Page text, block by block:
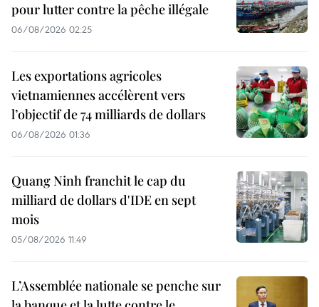
pour lutter contre la pêche illégale
06/08/2026 02:25
Les exportations agricoles
vietnamiennes accélèrent vers
l’objectif de 74 milliards de dollars
06/08/2026 01:36
Quang Ninh franchit le cap du
milliard de dollars d'IDE en sept
mois
05/08/2026 11:49
L’Assemblée nationale se penche sur